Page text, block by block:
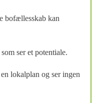
bofællesskab kan
ser et potentiale.
lokalplan og ser ingen